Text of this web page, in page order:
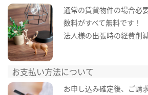
通常の賃貸物件の場合必
数料がすべて無料です！
法人様の出張時の経費削
お支払い方法について
お申し込み確定後、ご請